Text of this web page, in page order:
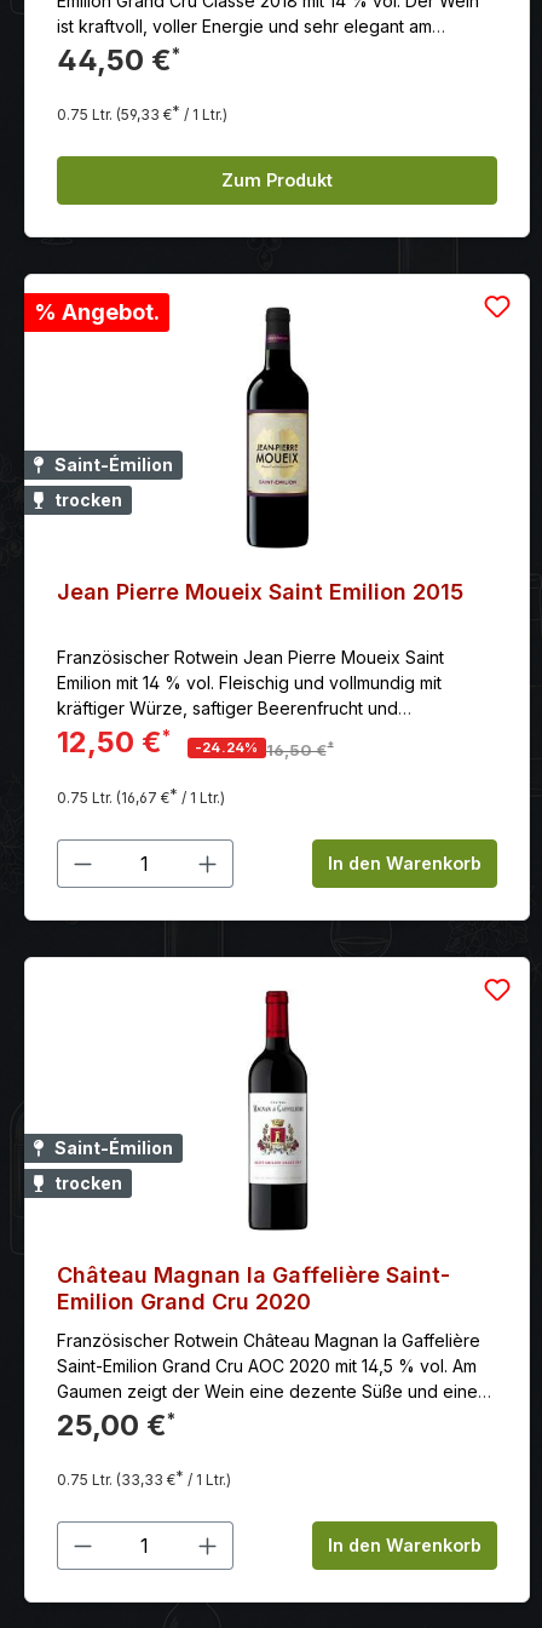
ist kraftvoll, voller Energie und sehr elegant am
Gaumen.
44,50 €*
0.75 Ltr. (59,33 €* / 1 Ltr.)
Zum Produkt
% Angebot.
Saint-Émilion
trocken
Jean Pierre Moueix Saint Emilion 2015
Französischer Rotwein Jean Pierre Moueix Saint
Emilion mit 14 % vol. Fleischig und vollmundig mit
kräftiger Würze, saftiger Beerenfrucht und
großartigem, schon heute beeindruckendem Potenzial.
12,50 €*
-24.24% 16,50 €*
0.75 Ltr. (16,67 €* / 1 Ltr.)
Produkt Anzahl: Gib denIn den Warenkorb
Saint-Émilion
trocken
Château Magnan la Gaffelière Saint-
Emilion Grand Cru 2020
Französischer Rotwein Château Magnan la Gaffelière
Saint-Emilion Grand Cru AOC 2020 mit 14,5 % vol. Am
Gaumen zeigt der Wein eine dezente Süße und eine
angenehme Frische mit gut integrierten Tanninen.
25,00 €*
0.75 Ltr. (33,33 €* / 1 Ltr.)
Produkt Anzahl: Gib denIn den Warenkorb